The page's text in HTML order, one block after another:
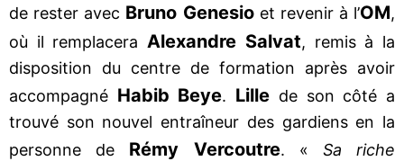
de rester avec Bruno Genesio et revenir à l’OM,
où il remplacera Alexandre Salvat, remis à la
disposition du centre de formation après avoir
accompagné Habib Beye. Lille de son côté a
trouvé son nouvel entraîneur des gardiens en la
personne de Rémy Vercoutre. « Sa riche